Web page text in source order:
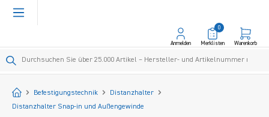
springen
Anmelden Merklisten
0
Warenkorb
Startseite
Befestigungstechnik
Distanzhalter
Distanzhalter Snap-in und Außengewinde